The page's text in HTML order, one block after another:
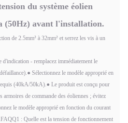
du système éolien
(50Hz) avant l'installation.
de 2.5mm² à 32mm² et serrez les vis à un
- remplacez immédiatement le
● Sélectionnez le modèle approprié en
(40kA/50kA). ● Le produit est conçu pour
de commande des éoliennes ; évitez
le modèle approprié en fonction du courant
FAQQ1 : Quelle est la tension de fonctionnement